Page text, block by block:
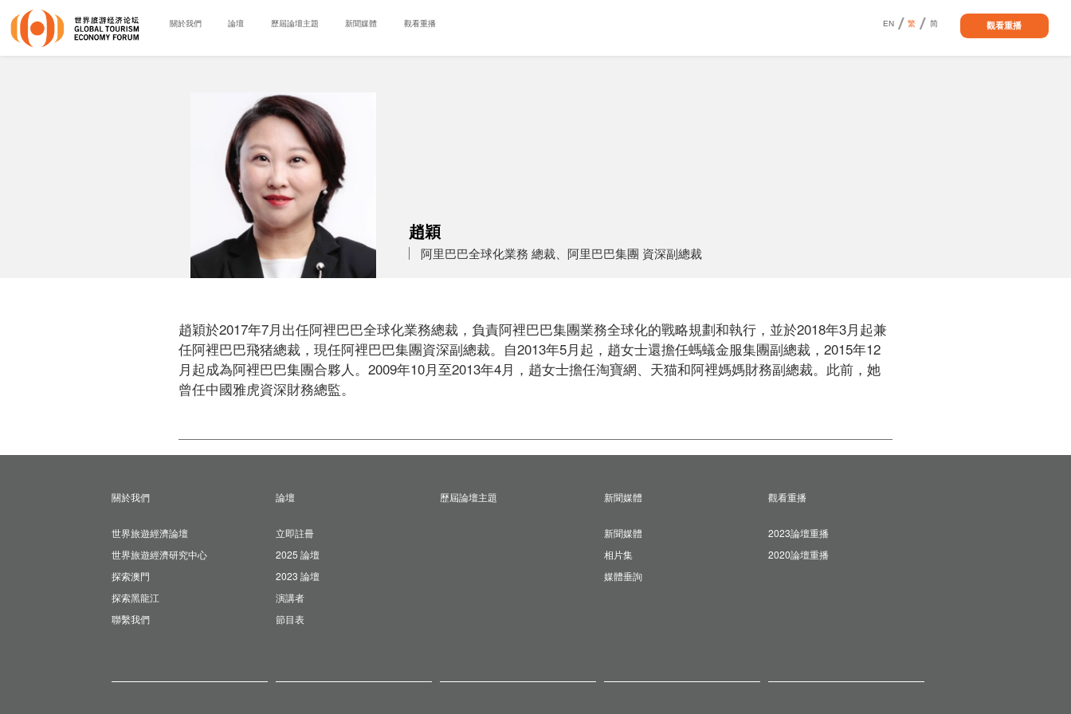
關於我們 論壇 歷屆論壇主題 新聞媒體 觀看重播 EN 繁 简 觀看重播
趙穎
阿里巴巴全球化業務 總裁、阿里巴巴集團 資深副總裁
趙穎於2017年7月出任阿裡巴巴全球化業務總裁，負責阿裡巴巴集團業務全球化的戰略規劃和執行，並於2018年3月起兼
任阿裡巴巴飛猪總裁，現任阿裡巴巴集團資深副總裁。自2013年5月起，趙女士還擔任螞蟻金服集團副總裁，2015年12
月起成為阿裡巴巴集團合夥人。2009年10月至2013年4月，趙女士擔任淘寶網、天猫和阿裡媽媽財務副總裁。此前，她
曾任中國雅虎資深財務總監。
關於我們
世界旅遊經濟論壇
世界旅遊經濟研究中心
探索澳門
探索黑龍江
聯繫我們
論壇
立即註冊
2025 論壇
2023 論壇
演講者
節目表
歷屆論壇主題 新聞媒體
新聞媒體
相片集
媒體垂詢
觀看重播
2023論壇重播
2020論壇重播